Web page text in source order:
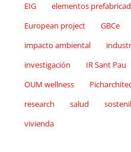
EIG
elementos
European project
GBCe
impacto ambiental
investigación
IR Sant Pau
OUM wellness
research
salud
vivienda